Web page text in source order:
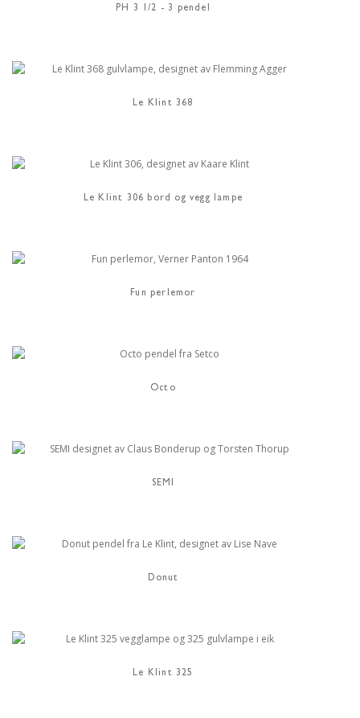
PH 3 1/2 - 3 pendel
Le Klint 368
Le Klint 306 bord og vegg lampe
Fun perlemor
Octo
SEMI
Donut
Le Klint 325